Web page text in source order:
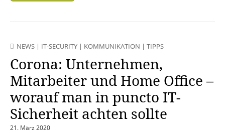
NEWS | IT-SECURITY | KOMMUNIKATION | TIPPS
Corona: Unternehmen,
Mitarbeiter und Home Office –
worauf man in puncto IT-
Sicherheit achten sollte
21. März 2020